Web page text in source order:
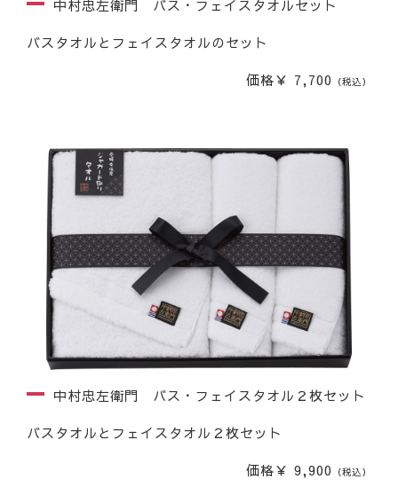
中村忠左衛門 バス・フェイスタオルセット
バスタオルとフェイスタオルのセット
価格￥ 7,700 （税込）
中村忠左衛門 バス・フェイスタオル２枚セット
バスタオルとフェイスタオル２枚セット
価格￥ 9,900 （税込）